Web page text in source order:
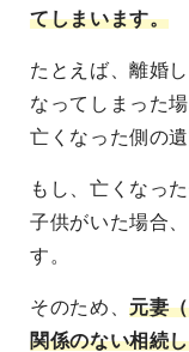
てしまいます。
たとえば、離婚
なってしまった
亡くなった側の遺
もし、亡くなっ
子供がいた場合
す。
そのため、元妻
関係のない相続